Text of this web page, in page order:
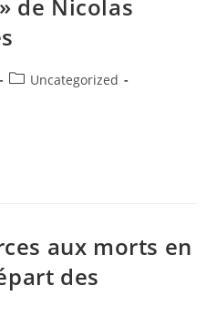
de Nicolas
PostUncategorized
aux morts en
des